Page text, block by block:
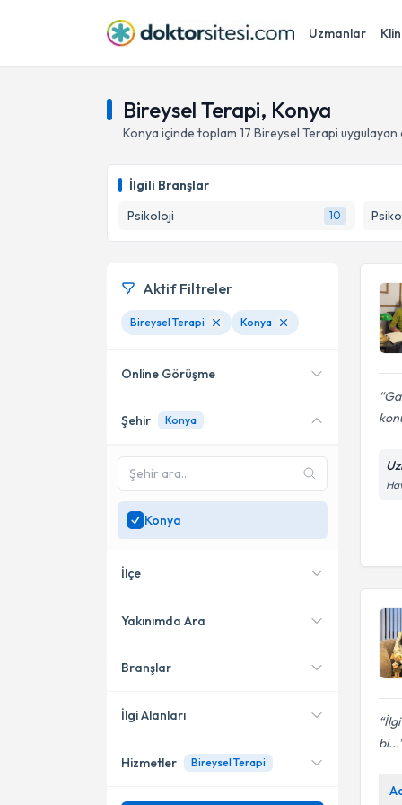
Uzmanlar
Bireysel Terapi, Konya
Konya içinde toplam 17 Bireysel Terapi uygulayan
İlgili Branşlar
Psikoloji
10
bi...
Aktif Filtreler
Bireysel Terapi Konya
Online Görüşme
Online danışmanlık sunan
SadeceKonya
uzman ara
Şehir Konya
Konya
İlçe
Meram
Selçuklu
Yakınımda Ara
Konumuma yakın uzmanları
Branşlar
Psikoloji
İlgi Alanları
Hizmetler Bireysel Terapi